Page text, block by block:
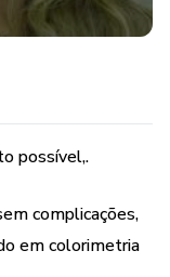
possível,.
complicações,
em colorimetria